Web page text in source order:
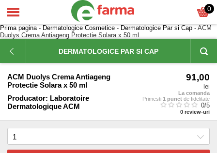
0
Prima pagina- Dermatologice Cosmetice - Dermatologice Par si Cap - ACM
Duolys Crema Antiageng Protectie Solara x 50 ml
DERMATOLOGICE PAR SI CAP
ACM Duolys Crema Antiageng
Protectie Solara x 50 ml
Producator: Laboratoire
Dermatologique ACM
91,00
lei
La comanda
Primesti 1 punct de fidelitate
0/5
0 review-uri